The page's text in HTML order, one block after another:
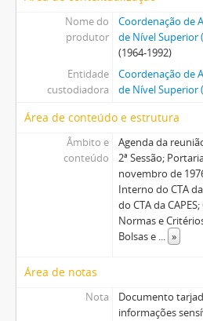
Nome do
produtor
Coordenação de
de Nível Superior
(1964-1992)
Entidade
custodiadora
Coordenação de
de Nível Superior
Área de conteúdo e estrutura
Âmbito e
conteúdo
Agenda da
2ª Sessão;
novembro de
Interno do CTA
do CTA da
Normas e
Bolsas e ... »
Área de notas
Nota
Documento
informações